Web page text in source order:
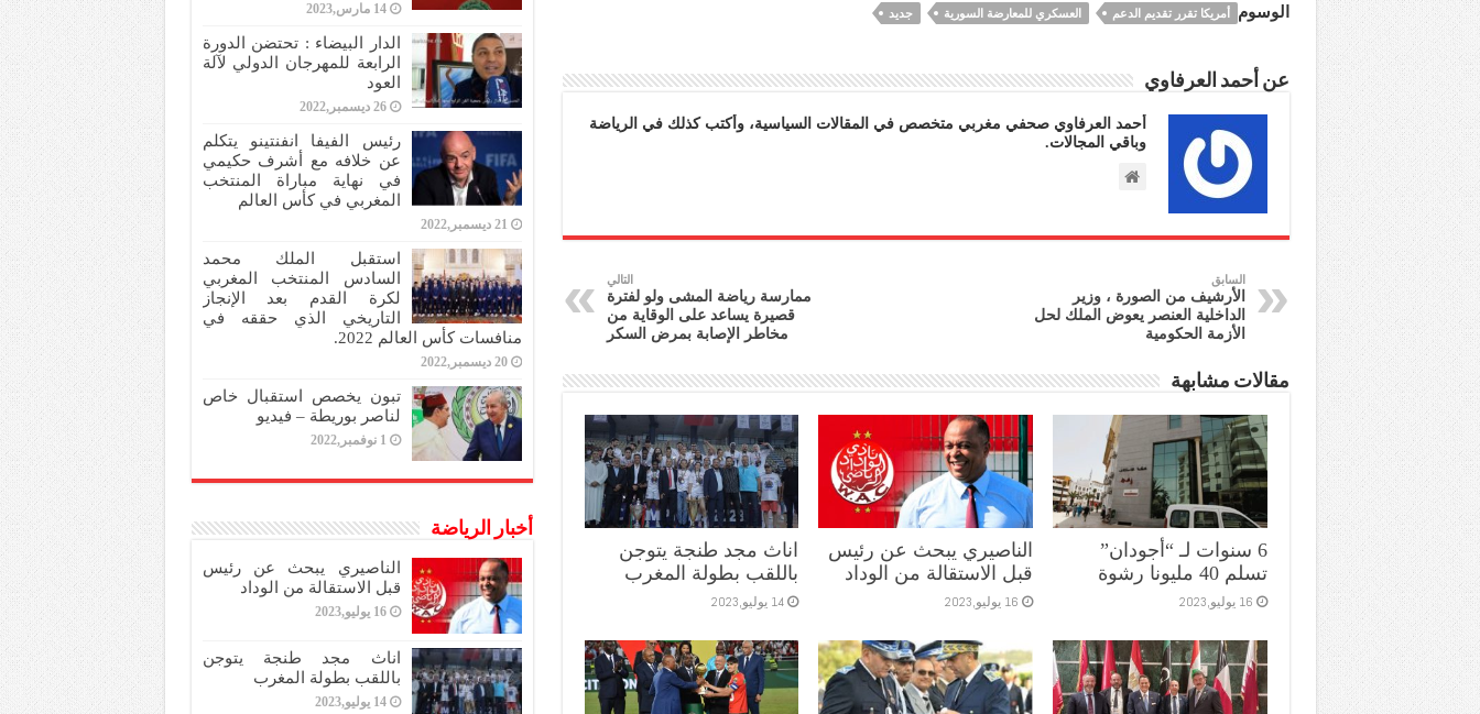
الوسوم أمريكا تقرر تقديم الدعم العسكري للمعارضة السورية جديد
عن أحمد العرفاوي
أحمد العرفاوي صحفي مغربي متخصص في المقالات السياسية، وأكتب كذلك في الرياضة
وباقي المجالات.
السابق
الأرشيف من الصورة ، وزير
الداخلية العنصر يعوض الملك لحل
الأزمة الحكومية
التالي
ممارسة رياضة المشى ولو لفترة
قصيرة يساعد على الوقاية من
مخاطر الإصابة بمرض السكر
مقالات مشابهة
6 سنوات لـ “أجودان”
تسلم 40 مليونا رشوة
16 يوليو,2023
الناصيري يبحث عن رئيس
قبل الاستقالة من الوداد
16 يوليو,2023
اناث مجد طنجة يتوجن
باللقب بطولة المغرب
14 يوليو,2023
14 مارس,2023
الدار البيضاء : تحتضن الدورة
الرابعة للمهرجان الدولي لآلة
العود
26 ديسمبر,2022
رئيس الفيفا انفنتينو يتكلم
عن خلافه مع أشرف حكيمي
في نهاية مباراة المنتخب
المغربي في كأس العالم
21 ديسمبر,2022
استقبل الملك محمد
السادس المنتخب المغربي
لكرة القدم بعد الإنجاز
التاريخي الذي حققه في
منافسات كأس العالم 2022.
20 ديسمبر,2022
تبون يخصص استقبال خاص
لناصر بوريطة – فيديو
1 نوفمبر,2022
أخبار الرياضة
الناصيري يبحث عن رئيس
قبل الاستقالة من الوداد
16 يوليو,2023
اناث مجد طنجة يتوجن
باللقب بطولة المغرب
14 يوليو,2023